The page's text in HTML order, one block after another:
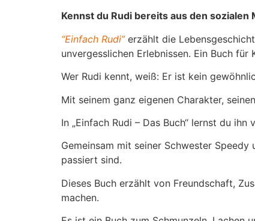
Kennst du Rudi bereits aus den
“Einfach Rudi”erzählt die
unvergesslichen Erlebnissen. Ein Buch
Wer Rudi kennt, weiß: Er ist kein
Mit seinem ganz eigenen Charakter,
In „Einfach Rudi – Das Buch“ lernst du ihn
Gemeinsam mit seiner Schwester
passiert sind.
Dieses Buch erzählt von Freundschaft,
machen.